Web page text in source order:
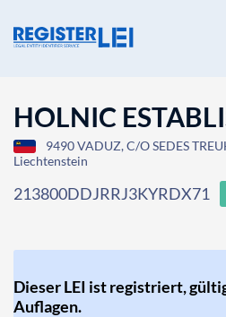
HOLNIC
9490 VADUZ, C/O SEDES
Liechtenstein
213800DDJRRJ3KYRDX71
Dieser LEI ist registriert,
Auflagen.